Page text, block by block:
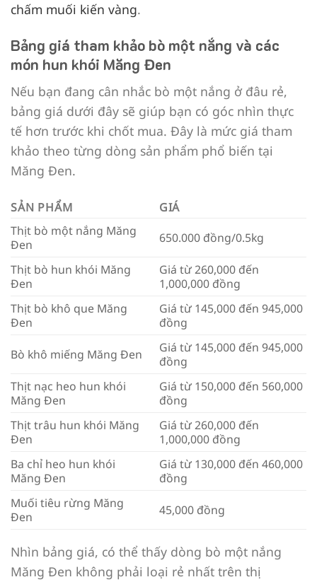
chấm muối kiến vàng.
Bảng giá tham khảo bò một nắng và các
món hun khói Măng Đen
Nếu bạn đang cân nhắc bò một nắng ở đâu rẻ,
bảng giá dưới đây sẽ giúp bạn có góc nhìn thực
tế hơn trước khi chốt mua. Đây là mức giá tham
khảo theo từng dòng sản phẩm phổ biến tại
Măng Đen.
SẢN PHẨM
GIÁ
Thịt bò một nắng Măng
Đen
650.000 đồng/0.5kg
Thịt bò hun khói Măng
Đen
Giá từ 260,000 đến
1,000,000 đồng
Thịt bò khô que Măng
Đen
Giá từ 145,000 đến 945,000
đồng
Bò khô miếng Măng Đen
Giá từ 145,000 đến 945,000
đồng
Thịt nạc heo hun khói
Măng Đen
Giá từ 150,000 đến 560,000
đồng
Thịt trâu hun khói Măng
Đen
Giá từ 260,000 đến
1,000,000 đồng
Ba chỉ heo hun khói
Măng Đen
Giá từ 130,000 đến 460,000
đồng
Muối tiêu rừng Măng
Đen
45,000 đồng
Nhìn bảng giá, có thể thấy dòng bò một nắng
Măng Đen không phải loại rẻ nhất trên thị